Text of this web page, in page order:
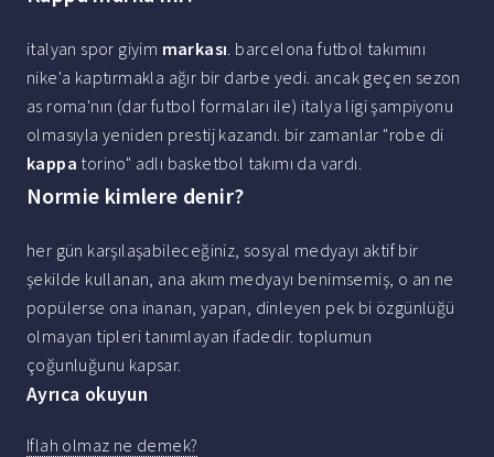
italyan spor giyim markası. barcelona futbol takımını
nike'a kaptırmakla ağır bir darbe yedi. ancak geçen sezon
as roma'nın (dar futbol formaları ile) italya ligi şampiyonu
olmasıyla yeniden prestij kazandı. bir zamanlar "robe di
kappa torino" adlı basketbol takımı da vardı.
Normie kimlere denir?
her gün karşılaşabileceğiniz, sosyal medyayı aktif bir
şekilde kullanan, ana akım medyayı benimsemiş, o an ne
popülerse ona inanan, yapan, dinleyen pek bi özgünlüğü
olmayan tipleri tanımlayan ifadedir. toplumun
çoğunluğunu kapsar.
Ayrıca okuyun
Iflah olmaz ne demek?